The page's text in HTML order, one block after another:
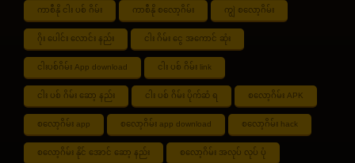
ကာစီနို ငါး ပစ် ဂိမ်း ကာစီနို စလော့ဂိမ်း ကျွဲ စလော့ဂိမ်း
ဂိုး ပေါင်း လောင်း နည်း ငါး ဂိမ်း ငွေ အကောင် ဆုံး
ငါးပစ်ဂိမ်း App download ငါး ပစ် ဂိမ်း link
ငါး ပစ် ဂိမ်း ဆော့ နည်း ငါး ပစ် ဂိမ်း ပိုက်ဆံ ရ စလော့ဂိမ်း APK
စလော့ဂိမ်း app စလော့ဂိမ်း app download စလော့ဂိမ်း hack
စလော့ဂိမ်း နိုင် အောင် ဆော့ နည်း စလော့ဂိမ်း အလုပ် လုပ် ပုံ